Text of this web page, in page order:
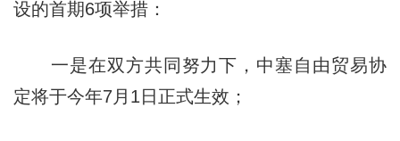
设的首期6项举措：
一是在双方共同努力下，中塞自由贸易协
定将于今年7月1日正式生效；